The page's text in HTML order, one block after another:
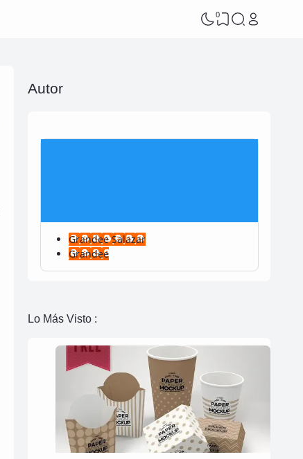
0
Autor
Grandee Salazar
Grandee
Lo Más Visto :